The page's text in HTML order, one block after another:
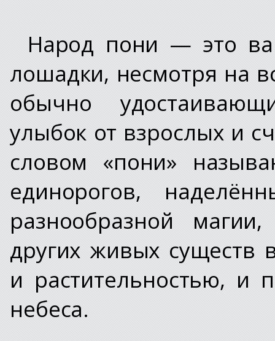
Народ пони — это
лошадки, несмотря на
обычно
улыбок от взрослых и
словом «пони»
единорогов,
разнообразной
других живых существ
и растительностью, и
небеса.